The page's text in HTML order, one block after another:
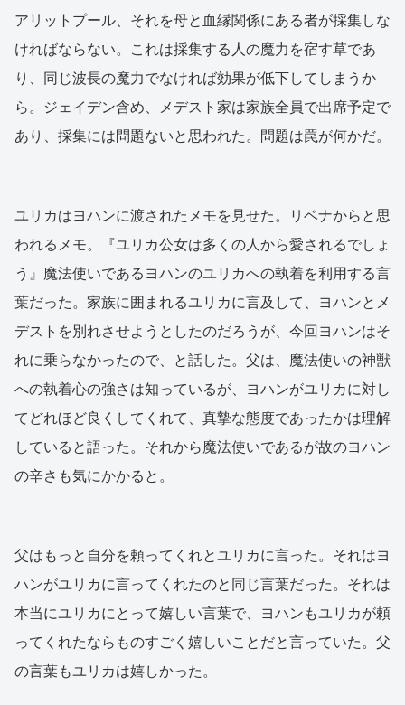
アリットプール、それを母と血縁関係にある者が採集しな
ければならない。これは採集する人の魔力を宿す草であ
り、同じ波長の魔力でなければ効果が低下してしまうか
ら。ジェイデン含め、メデスト家は家族全員で出席予定で
あり、採集には問題ないと思われた。問題は罠が何かだ。
ユリカはヨハンに渡されたメモを見せた。リベナからと思
われるメモ。『ユリカ公女は多くの人から愛されるでしょ
う』魔法使いであるヨハンのユリカへの執着を利用する言
葉だった。家族に囲まれるユリカに言及して、ヨハンとメ
デストを別れさせようとしたのだろうが、今回ヨハンはそ
れに乗らなかったので、と話した。父は、魔法使いの神獣
への執着心の強さは知っているが、ヨハンがユリカに対し
てどれほど良くしてくれて、真摯な態度であったかは理解
していると語った。それから魔法使いであるが故のヨハン
の辛さも気にかかると。
父はもっと自分を頼ってくれとユリカに言った。それはヨ
ハンがユリカに言ってくれたのと同じ言葉だった。それは
本当にユリカにとって嬉しい言葉で、ヨハンもユリカが頼
ってくれたならものすごく嬉しいことだと言っていた。父
の言葉もユリカは嬉しかった。